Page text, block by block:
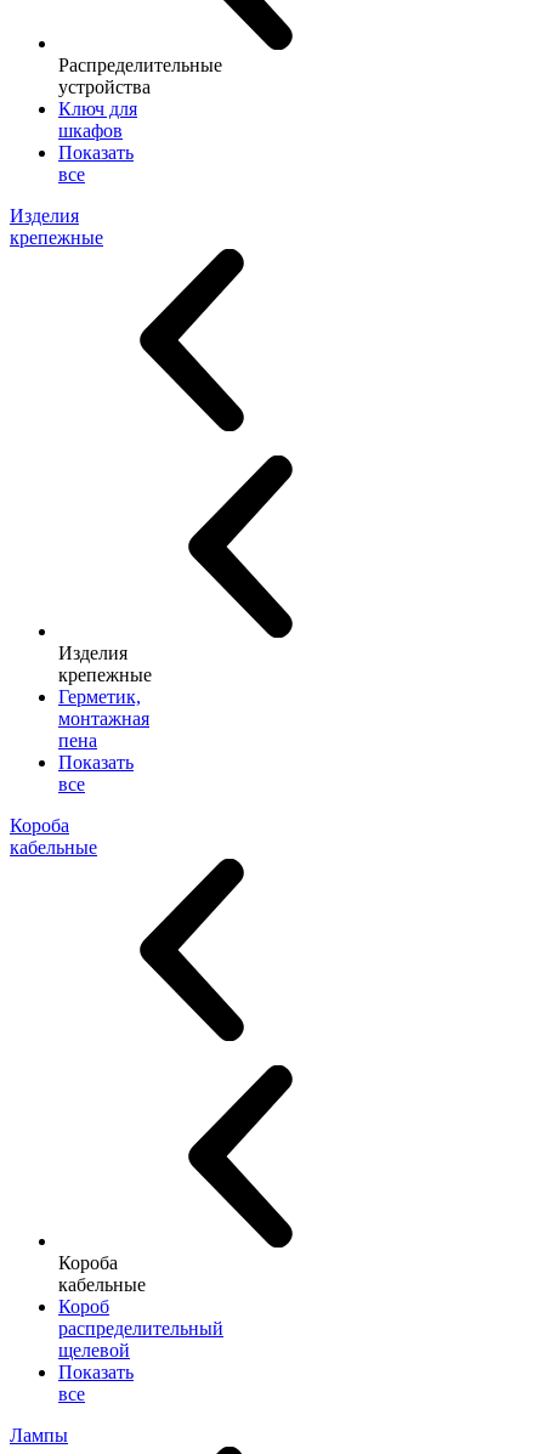
Распределительные
устройства
Ключ для
шкафов
Показать
все
Изделия
крепежные
Изделия
крепежные
Герметик,
монтажная
пена
Показать
все
Короба
кабельные
Короба
кабельные
Короб
распределительный
щелевой
Показать
все
Лампы